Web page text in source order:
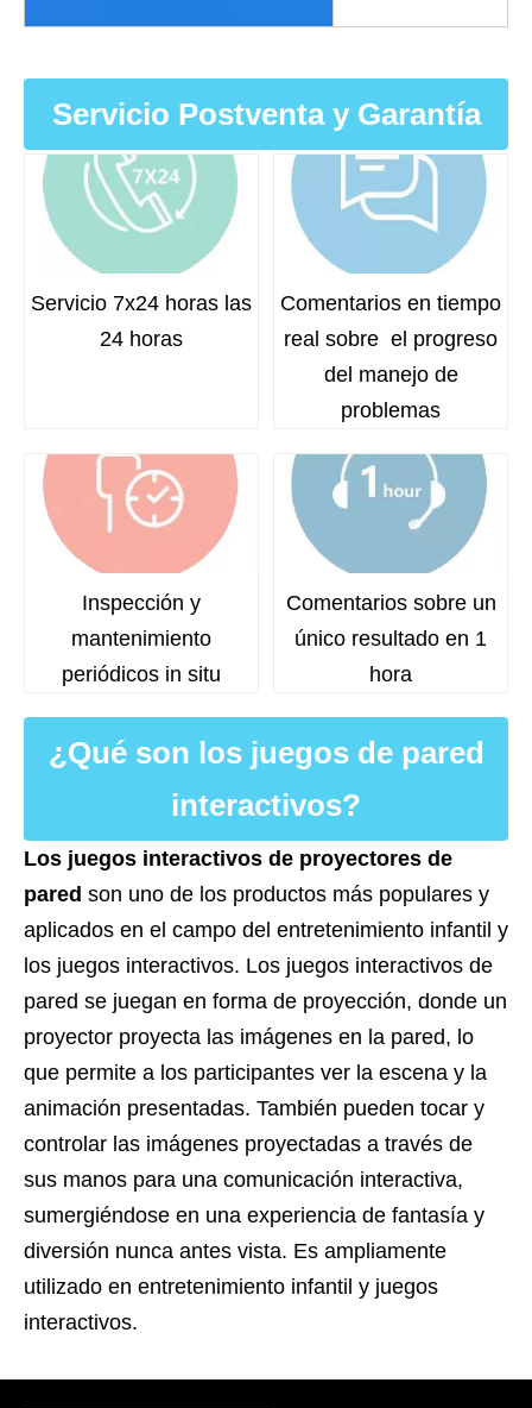
Servicio Postventa y Garantía
Servicio 7x24 horas las
24 horas
Comentarios en tiempo
real sobreel progreso
del manejo de
problemas
Inspección y
mantenimiento
periódicos in situ
Comentarios sobre un
único resultado en 1
hora
¿Qué son los juegos de pared
interactivos?
Los juegos interactivos de proyectores de
pared son uno de los productos más populares y
aplicados en el campo del entretenimiento infantil y
los juegos interactivos. Los juegos interactivos de
pared se juegan en forma de proyección, donde un
proyector proyecta las imágenes en la pared, lo
que permite a los participantes ver la escena y la
animación presentadas. También pueden tocar y
controlar las imágenes proyectadas a través de
sus manos para una comunicación interactiva,
sumergiéndose en una experiencia de fantasía y
diversión nunca antes vista. Es ampliamente
utilizado en entretenimiento infantil y juegos
interactivos.